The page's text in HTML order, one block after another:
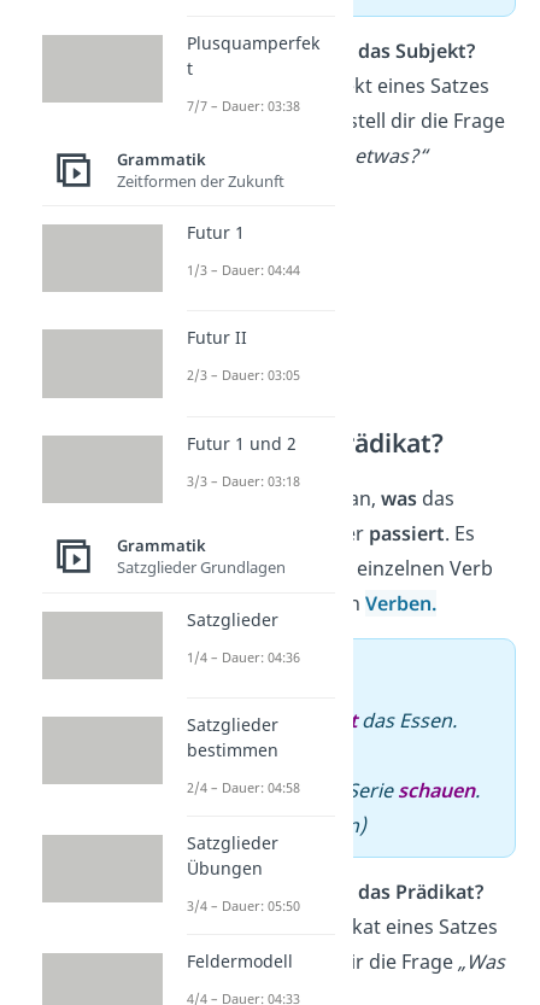
Wie bestimmst du das Subjekt?
Willst du das Subjekt eines Satzes
bestimmen, dann stell dir die Frage
„Wer oder was tut etwas?“
Was ist das Prädikat?
Das gibt an, wasdas
Subjekt
oder passiert. Es
besteht aus einem einzelnen Verb
oder aus mehreren Verben.
➡️ Beispiel
–Der Koch kochtdas Essen.
(einzelnes Verb)
–Lisakann ihre Serieschauen.
(mehrere Verben)
Wie bestimmst du das Prädikat?
Willst du das Prädikat eines Satzes
bestimmen, stell dir die Frage„Was
tut das Subjekt?“
Plusquamperfek
t
7/7 – Dauer: 03:38
Grammatik
Zeitformen der Zukunft
Futur 1
1/3 – Dauer: 04:44
Futur II
2/3 – Dauer: 03:05
Futur 1 und 2
3/3 – Dauer: 03:18
Grammatik
Satzglieder Grundlagen
Satzglieder
1/4 – Dauer: 04:36
Satzglieder
bestimmen
2/4 – Dauer: 04:58
Satzglieder
Übungen
3/4 – Dauer: 05:50
Feldermodell
4/4 – Dauer: 04:33